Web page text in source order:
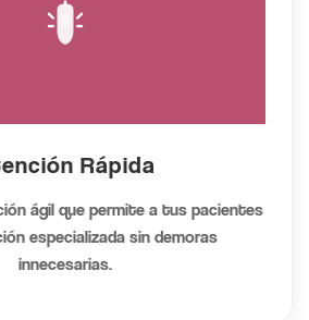
Rápida
ágil que permite a tus pacientes
especializada sin demoras
innecesarias.